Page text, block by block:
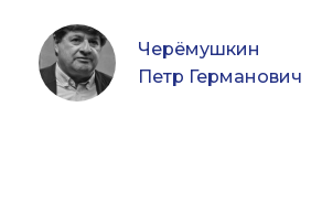
Черёмушкин
Петр Германович